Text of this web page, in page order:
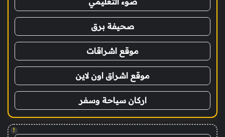
صحيفة برق
موقع اشراقات
موقع اشراق اون لاين
اركان سياحة وسفر
!